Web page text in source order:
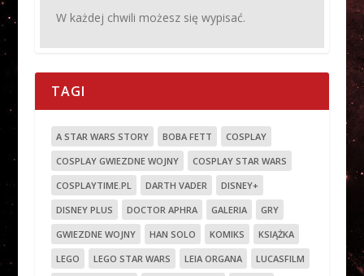
W każdej chwili możesz się wypisać.
TAGI
A STAR WARS STORY BOBA FETT
COSPLAY
COSPLAY GWIEZDNE WOJNY
COSPLAY STAR WARS
COSPLAYTIME.PL
DARTH VADER
DISNEY+
DISNEY PLUS
DOCTOR APHRA GALERIA
GRY
GWIEZDNE WOJNY
HAN SOLO KOMIKS
KSIĄŻKA
LEGO
LEGO STAR WARS LEIA ORGANA
LUCASFILM